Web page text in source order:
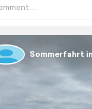
Sommerfahrt